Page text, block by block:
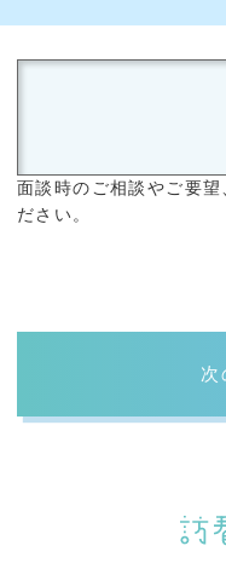
面談時のご相談やご要
ださい。
次